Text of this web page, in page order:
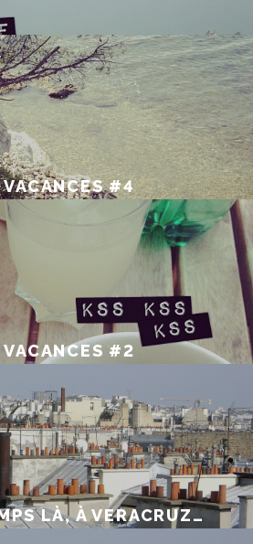
#4
#2
LÀ, À VERACRUZ…